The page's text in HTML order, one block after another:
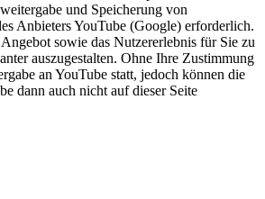
und Speicherung von
Anbieters YouTube (Google) erforderlich.
sowie das Nutzererlebnis für Sie zu
auszugestalten. Ohne Ihre Zustimmung
an YouTube statt, jedoch können die
dann auch nicht auf dieser Seite